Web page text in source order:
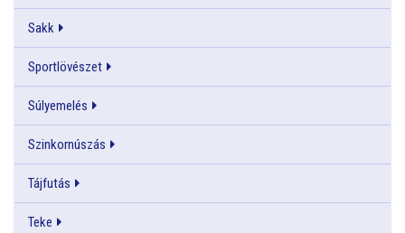
Sakk
Sportlövészet
Súlyemelés
Szinkornúszás
Tájfutás
Teke